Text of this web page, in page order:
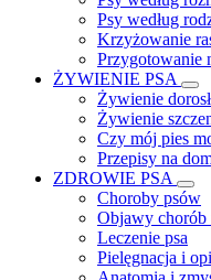
Psy według
Krzyżowanie
Przygotowanie
ŻYWIENIE PSA
Żywienie
Żywienie
Czy mój pies
Przepisy na
ZDROWIE PSA
Choroby psów
Objawy chorób
Leczenie psa
Pielęgnacja i